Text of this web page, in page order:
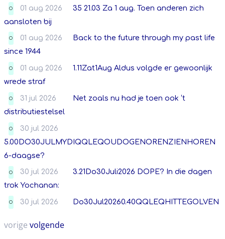
O 01 aug 2026
35 21.03 Za 1 aug. Toen anderen zich
aansloten bij
O 01 aug 2026
Back to the future through my past life
since 1944
O 01 aug 2026
1.11Zat1Aug Aldus volgde er gewoonlijk
wrede straf
O 31 jul 2026
Net zoals nu had je toen ook ‘t
distributiestelsel
O
30 jul 2026
5.00DO30JULMYDIQQLEQOUDOGENORENZIENHOREN
6-daagse?
O 30 jul 2026
3.21Do30Juli2026 DOPE? In die dagen
trok Yochanan:
O 30 jul 2026 Do30Jul20260.40QQLEQHITTEGOLVEN
vorige volgende